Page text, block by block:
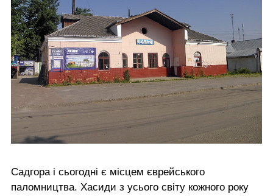
Садгора і сьогодні є місцем єврейського
паломництва. Хасиди з усього світу кожного року